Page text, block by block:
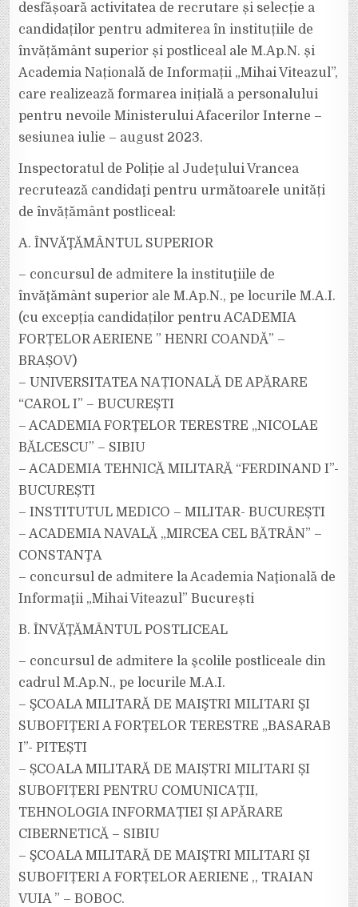
URMEZE
CARIERĂ
SRI
SAU
MAI
desfășoară activitatea de recrutare și selecție a
candidaților pentru admiterea în instituțiile de
învățământ superior și postliceal ale M.Ap.N. și
Academia Națională de Informații „Mihai Viteazul”,
care realizează formarea inițială a personalului
pentru nevoile Ministerului Afacerilor Interne –
sesiunea iulie – august 2023.
Inspectoratul de Poliție al Judeţului Vrancea
recrutează candidaţi pentru următoarele unități
de învățământ postliceal:
A. ÎNVĂŢĂMÂNTUL SUPERIOR
– concursul de admitere la instituţiile de
învăţământ superior ale M.Ap.N., pe locurile M.A.I.
(cu excepția candidaților pentru ACADEMIA
FORȚELOR AERIENE ” HENRI COANDĂ” –
BRAȘOV)
– UNIVERSITATEA NAȚIONALĂ DE APĂRARE
“CAROL I” – BUCUREȘTI
– ACADEMIA FORŢELOR TERESTRE „NICOLAE
BĂLCESCU” – SIBIU
– ACADEMIA TEHNICĂ MILITARĂ “FERDINAND I”-
BUCUREȘTI
– INSTITUTUL MEDICO – MILITAR- BUCUREȘTI
– ACADEMIA NAVALĂ „MIRCEA CEL BĂTRÂN” –
CONSTANŢA
– concursul de admitere la Academia Naţională de
Informaţii „Mihai Viteazul” București
B. ÎNVĂŢĂMÂNTUL POSTLICEAL
– concursul de admitere la şcolile postliceale din
cadrul M.Ap.N., pe locurile M.A.I.
– ŞCOALA MILITARĂ DE MAIŞTRI MILITARI ŞI
SUBOFIŢERI A FORŢELOR TERESTRE „BASARAB
I”- PITEȘTI
– ȘCOALA MILITARĂ DE MAIȘTRI MILITARI ȘI
SUBOFIȚERI PENTRU COMUNICAȚII,
TEHNOLOGIA INFORMAȚIEI ȘI APĂRARE
CIBERNETICĂ – SIBIU
– ŞCOALA MILITARĂ DE MAIŞTRI MILITARI ȘI
SUBOFIȚERI A FORȚELOR AERIENE ,, TRAIAN
VUIA ” – BOBOC.